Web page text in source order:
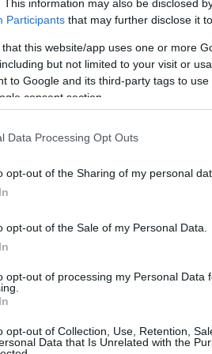
This information may also be disclosed
Participants that may further disclose it
that this website/app uses one or more
but not limited to your visit or
to Google and its third-party tags to
consent section.
Data Processing Opt Outs
opt-out of the Sharing of my personal
opt-out of the Sale of my Personal Data.
opt-out of processing my Personal Data
opt-out of Collection, Use, Retention,
Data that Is Unrelated with the
JUNIOR ME 8 ΧΡΟΝΙΑ ΕΓΓΥΗΣΗ
4 ΕΠΙΣΤΡΕΦΕΙ -ΠΟΣΟ ΚΟΣΤΙΖΕΙ